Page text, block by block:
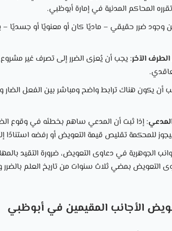
المحاكم المدنية في إمارة أبوظبي.
وجود ضرر حقيقي – ماديًا كان أو معنويًا أو جسديًا –
الآخر: يجب أن يُعزى الضرر إلى تصرف غير
أن يكون هناك ترابط واضح ومباشر بين الفعل الضار
: إذا ثبت أن المدعي ساهم بخطئه في وقوع
للمحكمة تقليص قيمة التعويض أو رفضه استنادًا
الجوهرية في دعاوى التعويض، ضرورة التقيد
بمضي ثلاث سنوات من تاريخ العلم بالضرر
الأجانب المقيمين في أبوظبي